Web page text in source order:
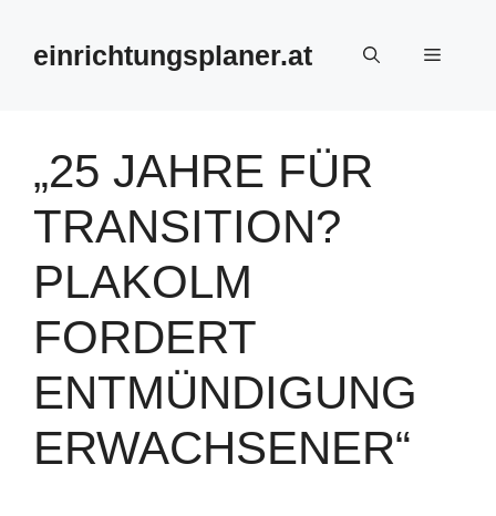
springeneinrichtungsplaner.at Menü
„25 JAHRE FÜR
TRANSITION?
PLAKOLM
FORDERT
ENTMÜNDIGUNG
ERWACHSENER“